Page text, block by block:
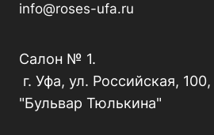
info@roses-ufa.ru
Салон № 1.
г. Уфа, ул. Российская,
"Бульвар Тюлькина"